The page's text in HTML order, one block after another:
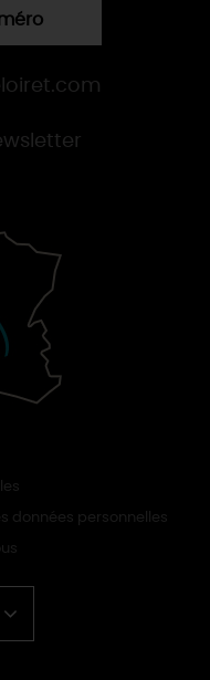
données personnelles